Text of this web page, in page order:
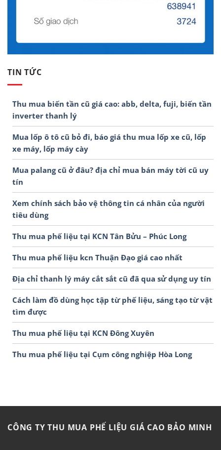
TIN TỨC
Thu mua biến tần cũ giá cao: abb, delta, fuji, biến tần
inverter thanh lý
Mua lốp ô tô cũ bỏ đi, báo giá thu mua lốp xe cũ, lốp
xe máy, lốp máy cày
Mua palang cũ ở đâu? địa chỉ mua bán máy tời cũ uy
tín
Xem chính sách bảo vệ thông tin cá nhân của người
tiêu dùng
Thu mua phế liệu tại KCN Tân Bửu – Phúc Long
Thu mua phế liệu kcn Thuận Đạo giá cao nhất
Địa chỉ thanh lý máy cắt sắt cũ đã qua sử dụng uy tín
Cách làm đồ dùng học tập từ phế liệu, sáng tạo từ vật
tìm được
Thu mua phế liệu tại KCN Đông Xuyên
Thu mua phế liệu tại Cụm công nghiệp Hòa Long
CÔNG TY THU MUA PHẾ LIỆU GIÁ CAO BẢO MINH